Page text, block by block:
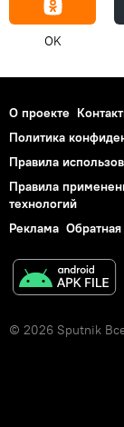
OK
О проекте
Политика
Правила
Правила
технологий
Реклама Обратная
© 2026 Sputnik